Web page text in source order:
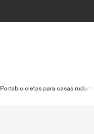
Portabicicletas para casas